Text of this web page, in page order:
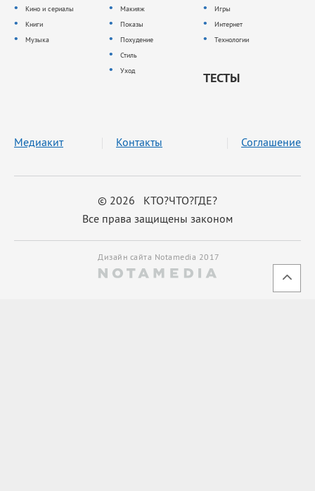
Кино и сериалы
Книги
Музыка
Макияж
Показы
Похудение
Стиль
Уход
Игры
Интернет
Технологии
ТЕСТЫ
© 2026 КТО?ЧТО?ГДЕ?
Все права защищены законом
Медиакит Контакты Соглашение
Дизайн сайта Notamedia 2017